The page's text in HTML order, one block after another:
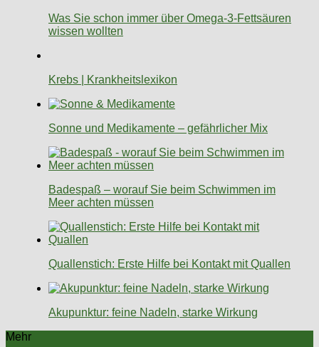
Was Sie schon immer über Omega-3-Fettsäuren
wissen wollten
Krebs | Krankheitslexikon
Sonne und Medikamente – gefährlicher Mix
Badespaß – worauf Sie beim Schwimmen im
Meer achten müssen
Quallenstich: Erste Hilfe bei Kontakt mit Quallen
Akupunktur: feine Nadeln, starke Wirkung
Mehr